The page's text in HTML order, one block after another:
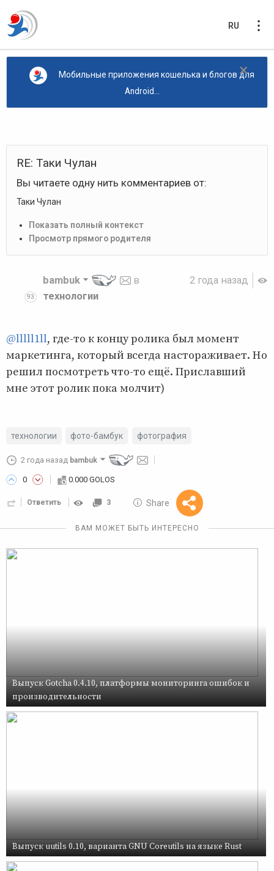
RU
×
Мобильные приложения кошелька и блогов для
Android...
RE: Таки Чулан
Вы читаете одну нить комментариев от:
Таки Чулан
Показать полный контекст
Просмотр прямого родителя
2 года назад
93
bambuk
в
технологии
@lllll1ll, где-то к концу ролика был момент
маркетинга, который всегда настораживает. Но
решил посмотреть что-то ещё. Приславший
мне этот ролик пока молчит)
технологии фото-бамбук фотография
2 года назад bambuk
0 0.000 GOLOS
Ответить 3 Share
Reward
10 GOLOS
ВАМ МОЖЕТ БЫТЬ ИНТЕРЕСНО
Выпуск Gotcha 0.4.10, платформы мониторинга ошибок и
производительности
Выпуск uutils 0.10, варианта GNU Coreutils на языке Rust